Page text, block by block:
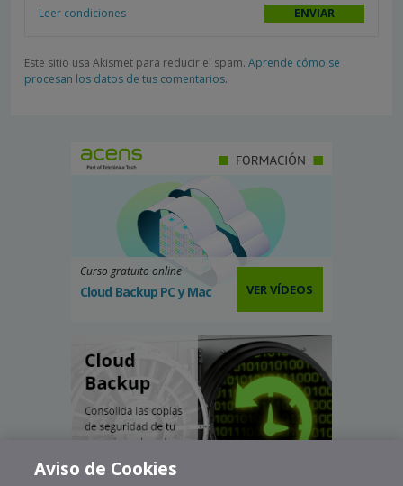
Leer condiciones
Este sitio usa Akismet para reducir el spam. Aprende cómo se
procesan los datos de tus comentarios.
Curso gratuito online
Cloud Backup PC y Mac VER VÍDEOS
Aviso de Cookies